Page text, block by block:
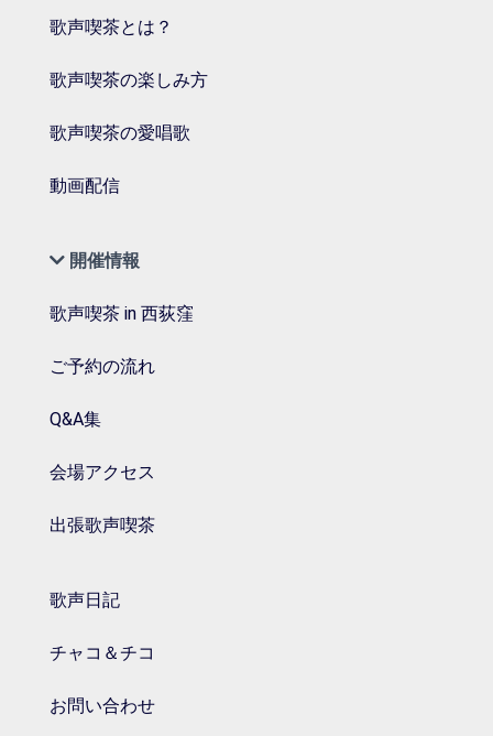
歌声喫茶とは？
歌声喫茶の楽しみ方
歌声喫茶の愛唱歌
動画配信
開催情報
歌声喫茶 in 西荻窪
ご予約の流れ
Q&A集
会場アクセス
出張歌声喫茶
歌声日記
チャコ＆チコ
お問い合わせ